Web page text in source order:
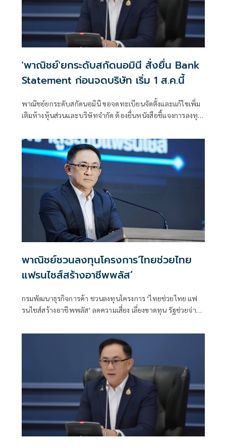
'พาณิชย์'ยกระดับสกัดนอมินี สั่งยื่น Bank
Statement ก่อนจดบริษัท เริ่ม 1 ส.ค.นี้
พาณิชย์ยกระดับสกัดนอมินี ขอจดทะเบียนจัดตั้งและแก้ไขเพิ่ม
เติมห้างหุ้นส่วนและบริษัทจำกัด ต้องยื่นหนังสือชี้แจงการลงทุน
พาณิชย์ชวนลงทุนโครงการ‘ไทยช่วยไทย
แฟรนไชส์สร้างอาชีพพลัส’
กรมพัฒนาธุรกิจการค้า ชวนลงทุนโครงการ ‘ไทยช่วยไทย แฟ
รนไชส์สร้างอาชีพพลัส’ ลดความเสี่ยง เลี่ยงขาดทุน รัฐช่วยจ่าย